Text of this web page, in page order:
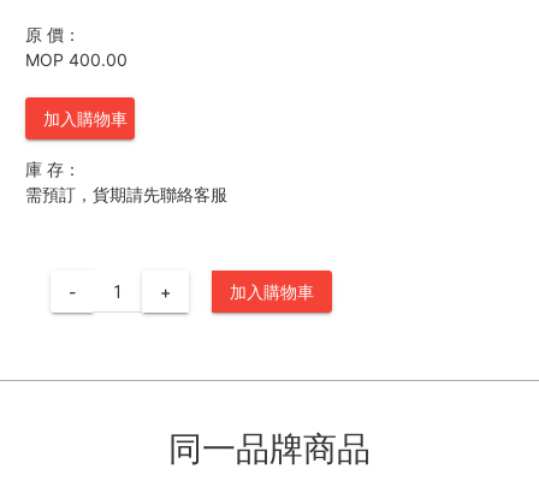
原 價：
MOP 400.00
加入購物車
庫 存：
需預訂，貨期請先聯絡客服
- + 加入購物車
同一品牌商品